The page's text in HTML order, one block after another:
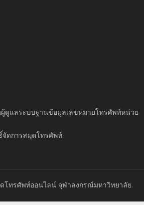
ดูแลระบบฐานข้อมูลเลขหมายโทรศัพท์หน่วย
ดการสมุดโทรศัพท์
โทรศัพท์ออนไลน์ จุฬาลงกรณ์มหาวิทยาลัย.